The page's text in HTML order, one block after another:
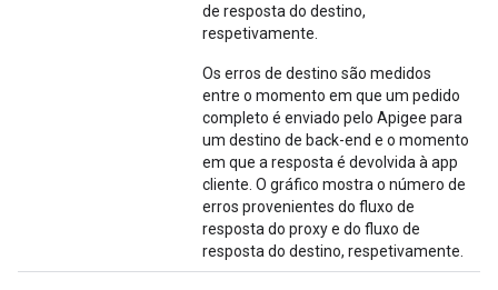
de resposta do destino,
respetivamente.
Os erros de destino são medidos
entre o momento em que um pedido
completo é enviado pelo Apigee para
um destino de back-end e o momento
em que a resposta é devolvida à app
cliente. O gráfico mostra o número de
erros provenientes do fluxo de
resposta do proxy e do fluxo de
resposta do destino, respetivamente.